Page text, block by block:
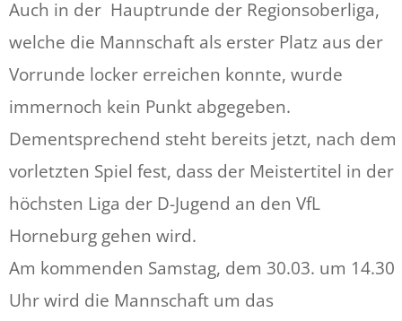
Auch in der Hauptrunde der Regionsoberliga,
welche die Mannschaft als erster Platz aus der
Vorrunde locker erreichen konnte, wurde
immernoch kein Punkt abgegeben.
Dementsprechend steht bereits jetzt, nach dem
vorletzten Spiel fest, dass der Meistertitel in der
höchsten Liga der D-Jugend an den VfL
Horneburg gehen wird.
Am kommenden Samstag, dem 30.03. um 14.30
Uhr wird die Mannschaft um das